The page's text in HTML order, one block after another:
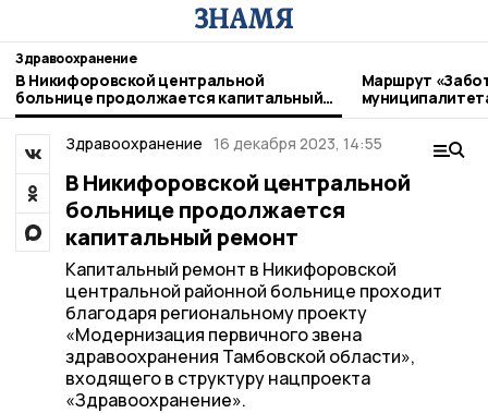
Здравоохранение
В Никифоровской центральной
больнице продолжается капитальный
ремонт
Маршрут
Здравоохранение 16 декабря 2023, 14:55
В Никифоровской центральной
больнице продолжается
капитальный ремонт
Капитальный ремонт в Никифоровской
центральной районной больнице проходит
благодаря региональному проекту
«Модернизация первичного звена
здравоохранения Тамбовской области»,
входящего в структуру нацпроекта
«Здравоохранение».